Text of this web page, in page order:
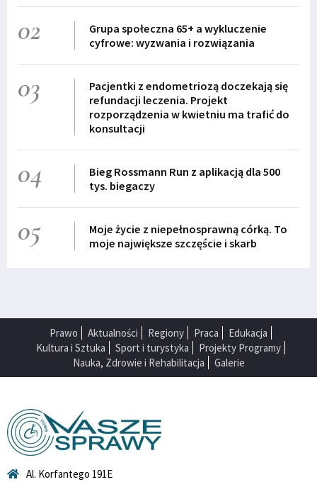
02
Grupa społeczna 65+ a wykluczenie
cyfrowe: wyzwania i rozwiązania
03
Pacjentki z endometriozą doczekają się
refundacji leczenia. Projekt
rozporządzenia w kwietniu ma trafić do
konsultacji
04
Bieg Rossmann Run z aplikacją dla 500
tys. biegaczy
05
Moje życie z niepełnosprawną córką. To
moje największe szczęście i skarb
Prawo Aktualności Regiony Praca
Edukacja
Kultura i Sztuka
Sport i turystyka
Projekty Programy
Nauka, Zdrowie i Rehabilitacja
Galerie
Al. Korfantego 191E